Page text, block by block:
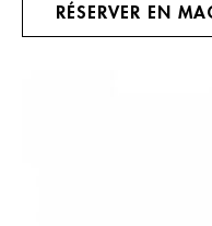
RÉSERVER EN